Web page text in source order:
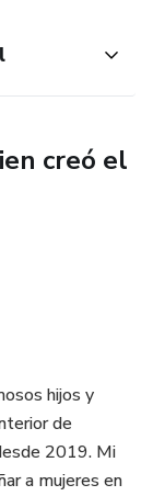
creó el
hijos y
de
2019. Mi
a mujeres en